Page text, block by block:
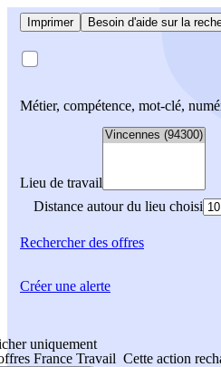
Imprimer Besoin d'aide sur la
Métier, compétence, mot-clé,
Lieu de travail
Distance autour du lieu choisi
Rechercherdes offres
uniquement
France Travail Cette action
Créer une alerte